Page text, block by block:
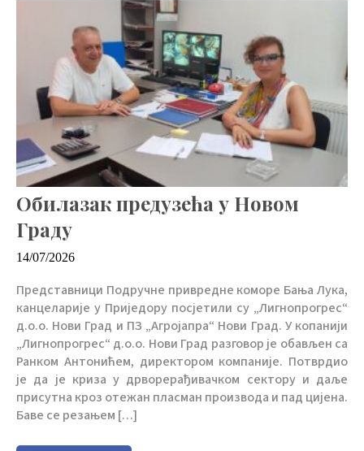
Обилазак предузећа у Новом
Граду
14/07/2026
Представници Подручне привредне коморе Бања Лука,
канцеларије у Приједору посјетили су „Лигнопрогрес“
д.о.о. Нови Град и ПЗ „Агројапра“ Нови Град. У копанији
„Лигнопрогрес“ д.о.о. Нови Град разговор је обављен са
Ранком Антонићем, директором компаније. Потврдио
је да је криза у дрворерађивачком сектору и даље
присутна кроз отежан пласман производа и пад цијена.
Баве се резањем […]